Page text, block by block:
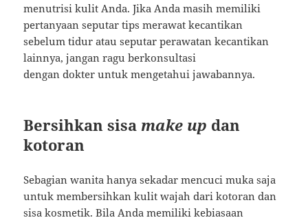
menutrisi kulit Anda. Jika Anda masih memiliki
pertanyaan seputar tips merawat kecantikan
sebelum tidur atau seputar perawatan kecantikan
lainnya, jangan ragu berkonsultasi
dengan dokter untuk mengetahui jawabannya.
Bersihkan sisa make up dan
kotoran
Sebagian wanita hanya sekadar mencuci muka saja
untuk membersihkan kulit wajah dari kotoran dan
sisa kosmetik. Bila Anda memiliki kebiasaan